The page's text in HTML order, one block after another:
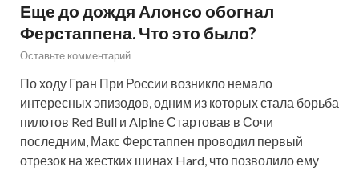
Еще до дождя Алонсо обогнал
Ферстаппена. Что это было?
Оставьте комментарий
По ходу Гран При России возникло немало
интересных эпизодов, одним из которых стала борьба
пилотов Red Bull и Alpine Стартовав в Сочи
последним, Макс Ферстаппен проводил первый
отрезок на жестких шинах Hard, что позволило ему